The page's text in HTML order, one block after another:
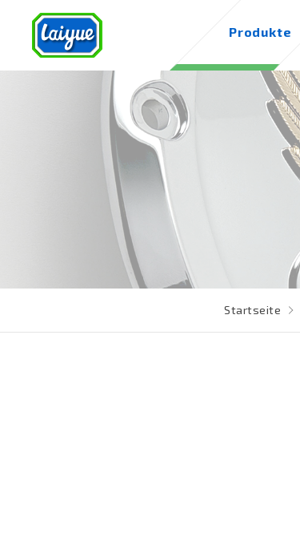
Produkte
Startseite